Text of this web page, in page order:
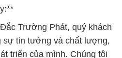
Trường Phát, quý khách
sự tin tưởng và chất lượng,
triển của mình. Chúng tôi